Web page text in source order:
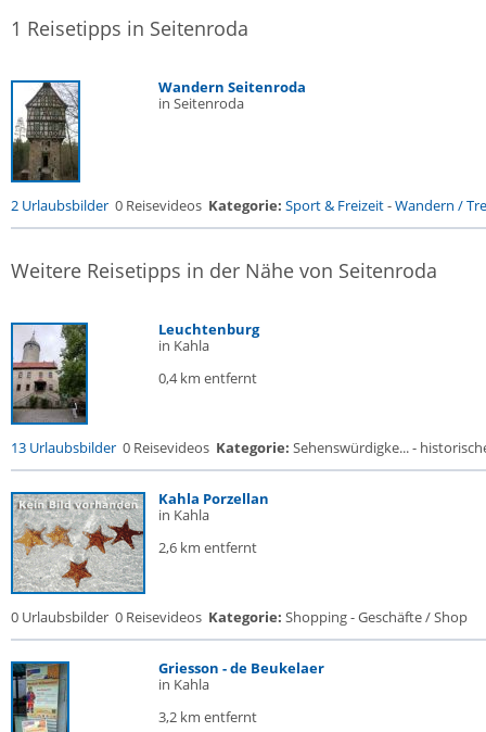
1 Reisetipps in Seitenroda
Wandern Seitenroda
in Seitenroda
2 Urlaubsbilder 0 Reisevideos Kategorie: Sport & Freizeit-Wandern /
Weitere Reisetipps in der Nähe von Seitenroda
Leuchtenburg
in Kahla
0,4 km entfernt
13 Urlaubsbilder 0 Reisevideos Kategorie: Sehenswürdigke... -
Kahla Porzellan
in Kahla
2,6 km entfernt
0 Urlaubsbilder 0 Reisevideos Kategorie: Shopping - Geschäfte / Shop
Griesson - de Beukelaer
in Kahla
3,2 km entfernt